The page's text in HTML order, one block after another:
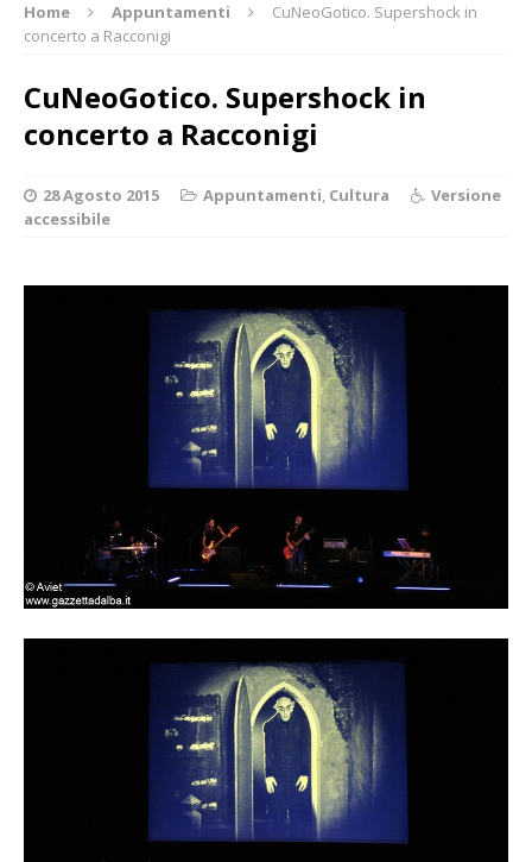
Home Appuntamenti
CuNeoGotico. Supershock in
concerto a Racconigi
CuNeoGotico. Supershock in
concerto a Racconigi
28 Agosto 2015 Appuntamenti, Cultura
Versione
accessibile